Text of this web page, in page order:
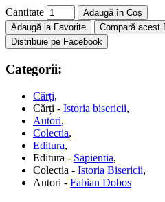
Cantitate
Adaugă în Coș
Adaugă la Favorite
Compară acest
Distribuie pe Facebook
Categorii:
Cărți,
Cărți - Istoria bisericii,
Autori,
Colectia,
Editura,
Editura - Sapientia,
Colectia - Istoria Bisericii,
Autori - Fabian Dobos